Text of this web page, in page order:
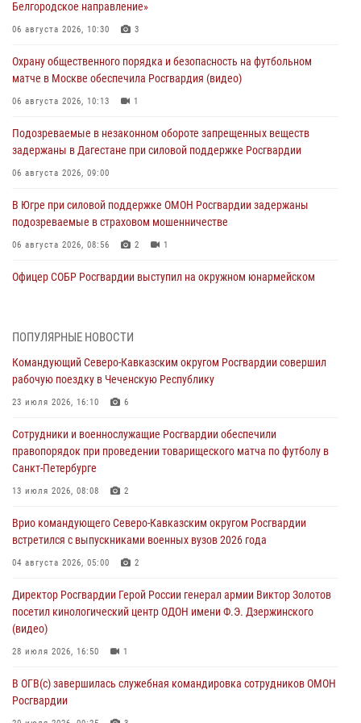
Белгородское направление»
06 августа 2026, 10:30 3
Охрану общественного порядка и безопасность на футбольном
матче в Москве обеспечила Росгвардия (видео)
06 августа 2026, 10:13 1
Подозреваемые в незаконном обороте запрещенных веществ
задержаны в Дагестане при силовой поддержке Росгвардии
06 августа 2026, 09:00
В Югре при силовой поддержке ОМОН Росгвардии задержаны
подозреваемые в страховом мошенничестве
06 августа 2026, 08:56 2 1
Офицер СОБР Росгвардии выступил на окружном юнармейском
рядом с жилыми домами в центре Санкт-Петербурга (видео)
06 августа 2026, 08:18
задержании подозреваемых в похищении человека и
вымогательстве (видео)
06 августа 2026, 07:09
правопорядок при проведении матча Кубка России по футболу в
Санкт-Петербурге
06 августа 2026, 07:03 3
В Грозном военнослужащие Росгвардии присоединились к
всероссийской донорской акции «От сердца к сердцу»
06 августа 2026, 06:30
ПОПУЛЯРНЫЕ НОВОСТИ
Командующий Северо-Кавказским округом Росгвардии совершил
рабочую поездку в Чеченскую Республику
23 июля 2026, 16:10 6
Сотрудники и военнослужащие Росгвардии обеспечили
правопорядок при проведении товарищеского матча по футболу в
Санкт-Петербурге
13 июля 2026, 08:08 2
Врио командующего Северо-Кавказским округом Росгвардии
встретился с выпускниками военных вузов 2026 года
04 августа 2026, 05:00 2
Директор Росгвардии Герой России генерал армии Виктор Золотов
посетил кинологический центр ОДОН имени Ф.Э. Дзержинского
(видео)
28 июля 2026, 16:50 1
В ОГВ(с) завершилась служебная командировка сотрудников ОМОН
Росгвардии